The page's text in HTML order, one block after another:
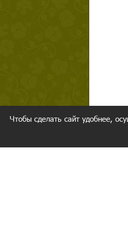
Чтобы сделать сайт удобнее,